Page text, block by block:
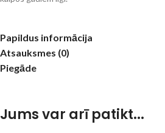
Papildus informācija
Atsauksmes (0)
Piegāde
Jums var arī patikt...